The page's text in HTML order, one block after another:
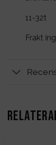
11-32t
Frakt